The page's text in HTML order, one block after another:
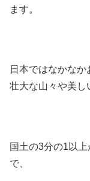
ます。
日本ではなかなか
壮大な山々や美し
国土の3分の1以
で、